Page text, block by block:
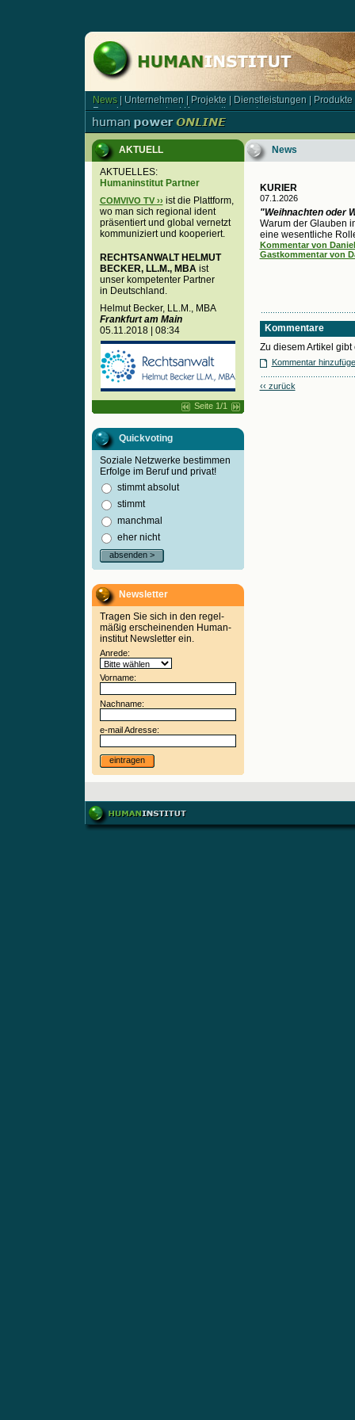
News | Unternehmen | Projekte | Dienstleistungen |
Forschungsagentur | Kooperationspartner
News| Unternehmen| Projekte| Dienstleistungen| Produkte
Forschungsagentur|Kooperationspartner
AKTUELL
News
AKTUELLES:
Humaninstitut Partner
COMVIVO TV ›› ist die Plattform,
wo man sich regional ident
präsentiert und global vernetzt
kommuniziert und kooperiert.
RECHTSANWALT HELMUT
BECKER, LL.M., MBAist
unser kompetenter Partner
in Deutschland.
Helmut Becker, LL.M., MBA
Frankfurt am Main
05.11.2018 | 08:34
Seite 1/1
Quickvoting
Soziale Netzwerke bestimmen
Erfolge im Beruf und privat!
stimmt absolut
stimmt
manchmal
eher nicht
absenden >
Newsletter
Tragen Sie sich in den regel-
mäßig erscheinenden Human-
institut Newsletter ein.
Anrede:
Vorname:
Nachname:
e-mail Adresse:
eintragen
KURIER
07.1.2026
"Weihnachten oder
Warum der Glauben
eine wesentliche
Kommentar von
Gastkommentar von
Kommentare
Zu diesem Artikel
Kommentar
‹‹ zurück